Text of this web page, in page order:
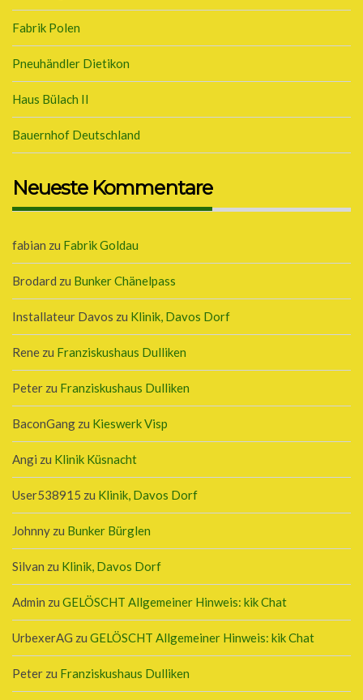
Fabrik Polen
Pneuhändler Dietikon
Haus Bülach II
Bauernhof Deutschland
Neueste Kommentare
fabian zu Fabrik Goldau
Brodard zu Bunker Chänelpass
Installateur Davos zu Klinik, Davos Dorf
Rene zu Franziskushaus Dulliken
Peter zu Franziskushaus Dulliken
BaconGang zu Kieswerk Visp
Angi zu Klinik Küsnacht
User538915 zu Klinik, Davos Dorf
Johnny zu Bunker Bürglen
Silvan zu Klinik, Davos Dorf
Admin zu GELÖSCHT Allgemeiner Hinweis: kik Chat
UrbexerAG zu GELÖSCHT Allgemeiner Hinweis: kik Chat
Peter zu Franziskushaus Dulliken